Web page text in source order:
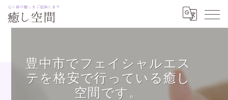
豊中市でフェイシャルエス
テを格安で行っている癒し
空間です。